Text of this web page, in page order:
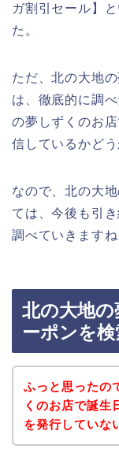
ガ割引セール】
た。
ただ、北の大地
は、徹底的に調
の夢しずくのお
信しているかど
なので、北の大
ては、今後も引
調べていきますね
北の大地
ーポンを
ふっと思ったの
くのお店で誕生
を発行していな